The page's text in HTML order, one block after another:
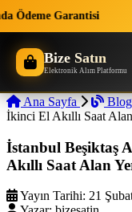
Ödeme Garantisi
Bize Satın
Elektronik Alım Platformu
Ana Sayfa Blog
İkinci El Akıllı Saat
İstanbul Beşiktaş
Akıllı Saat Alan
Yayın Tarihi: 21